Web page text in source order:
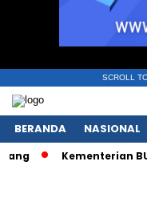
SCROLL
BERANDA NASIONAL
Kementerian